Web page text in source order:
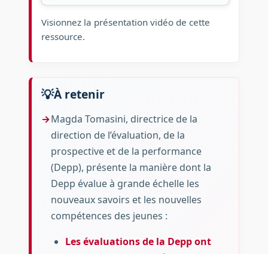
Visionnez la présentation vidéo de cette
ressource.
À retenir
Magda Tomasini, directrice de la
direction de l’évaluation, de la
prospective et de la performance
(Depp), présente la manière dont la
Depp évalue à grande échelle les
nouveaux savoirs et les nouvelles
compétences des jeunes :
Les évaluations de la Depp ont